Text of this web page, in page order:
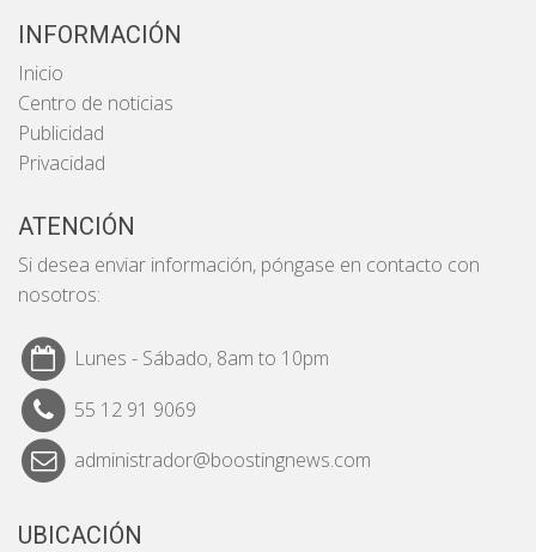
INFORMACIÓN
Inicio
Centro de noticias
Publicidad
Privacidad
ATENCIÓN
Si desea enviar información, póngase en contacto con
nosotros:
Lunes - Sábado, 8am to 10pm
55 12 91 9069
administrador@boostingnews.com
UBICACIÓN